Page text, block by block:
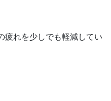
疲れを少しでも軽減してい